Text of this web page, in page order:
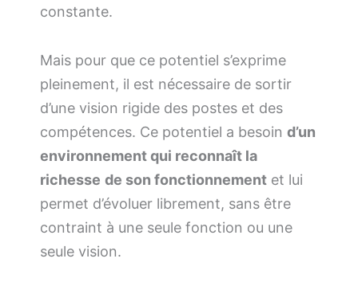
constante.
Mais pour que ce potentiel s’exprime
pleinement, il est nécessaire de sortir
d’une vision rigide des postes et des
compétences. Ce potentiel a besoin d’un
environnement qui reconnaît la
richesse de son fonctionnement et lui
permet d’évoluer librement, sans être
contraint à une seule fonction ou une
seule vision.